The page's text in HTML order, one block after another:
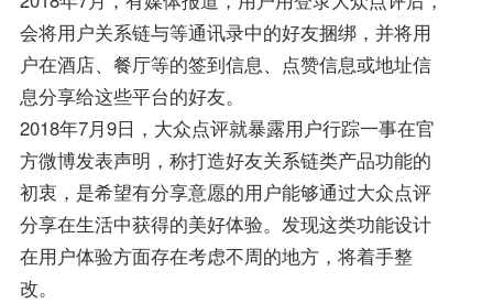
会将用户关系链与等通讯录中的好友捆绑，并将用
户在酒店、餐厅等的签到信息、点赞信息或地址信
息分享给这些平台的好友。
2018年7月9日，大众点评就暴露用户行踪一事在官
方微博发表声明，称打造好友关系链类产品功能的
初衷，是希望有分享意愿的用户能够通过大众点评
分享在生活中获得的美好体验。发现这类功能设计
在用户体验方面存在考虑不周的地方，将着手整
改。